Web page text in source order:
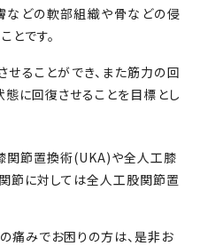
などの軟部組織や骨などの侵
とです。
せることができ、また筋力の回
態に回復させることを目標とし
関節置換術(UKA)や全人工膝
節に対しては全人工股関節置
痛みでお困りの方は、是非お